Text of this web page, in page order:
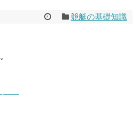
競艇の基礎知識